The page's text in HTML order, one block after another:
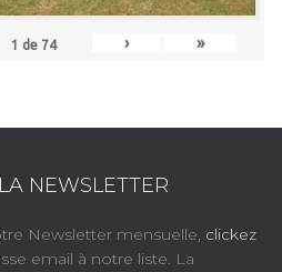
1 de 74 › »
NEWSLETTER
Newsletter mensuelle, clickez
email à notre liste. La